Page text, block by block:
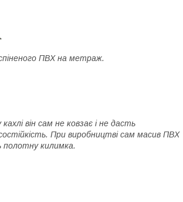
ПВХ на метраж.
він сам не ковзає і не дасть
При виробництві сам масив ПВХ
полотну килимка.